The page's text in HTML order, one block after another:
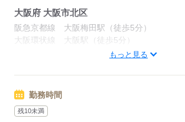
↓
15日間の研修（座学・OJT）
※待遇面変動無し
ぜひ応募お待ちしております♪
応募する
大阪府 大阪市北区
阪急京都線 大阪梅田駅（徒歩5分）
大阪環状線 大阪駅（徒歩5分）
各線「大阪」駅から徒歩5分もっと見る
勤務時間
残10未満